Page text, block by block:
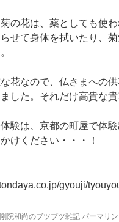
の花は、薬としても使
せて身体を拭いたり、
花なので、仏さまへの
した。それだけ高貴な
験は、京都の町屋で体
けください・・・！
gyouji/
院和尚のブツブツ雑記 パーマリン